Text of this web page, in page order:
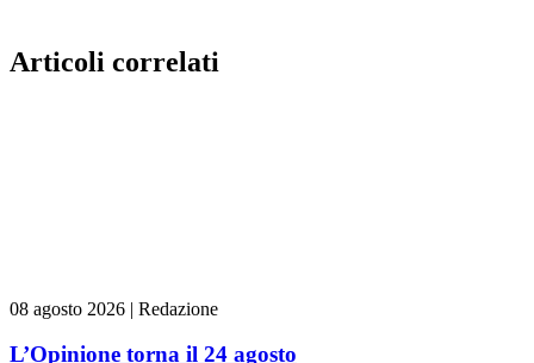
Articoli correlati
08 agosto 2026 | Redazione
L’Opinione torna il 24 agosto